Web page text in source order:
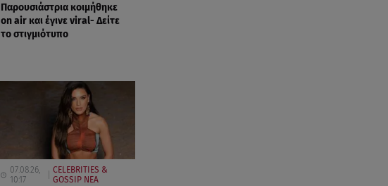
Παρουσιάστρια κοιμήθηκε
on air και έγινε viral- Δείτε
το στιγμιότυπο
07.08.26,
10:17
CELEBRITIES &
GOSSIP ΝΕΑ